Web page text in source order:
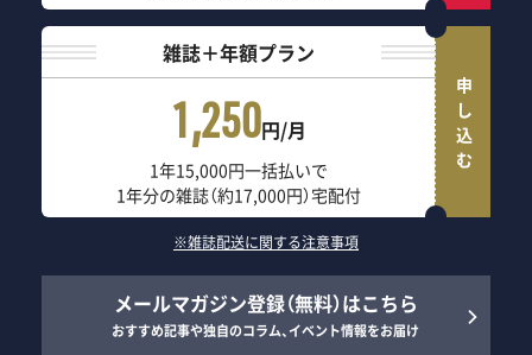
雑誌＋年額プラン
1,250円/月
1年15,000円一括払いで
1年分の雑誌（約17,000円）宅配付
申し込む
※雑誌配送に関する注意事項
メールマガジン登録（無料）はこちら
おすすめ記事や独自のコラム、イベント情報をお届け